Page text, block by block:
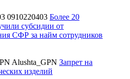
0910220403 Более 20
субсидии от
СФР за найм сотрудников
Alushta_GPN Запрет на
изделий